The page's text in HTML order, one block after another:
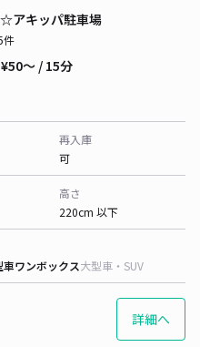
アキッパ駐車場
件
¥50〜 / 15分
再入庫
可
高さ
220cm 以下
車ワンボックス大型車・SUV
詳細へ